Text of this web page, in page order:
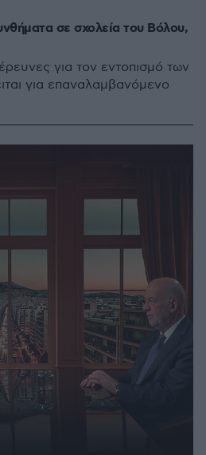
σε σχολεία του Βόλου,
για τον εντοπισμό των
για επαναλαμβανόμενο